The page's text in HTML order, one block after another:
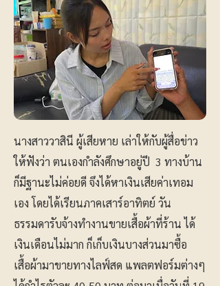
นางสาววาสินี ผู้เสียหาย เล่าให้กับผู้สื่อข่าว
ให้ฟังว่า ตนเองกำลังศึกษาอยู่ปี 3 ทางบ้าน
ก็มีฐานะไม่ค่อยดี จึงได้หาเงินเสียค่าเทอม
เอง โดยได้เรียนภาคเสาร์อาทิตย์ วัน
ธรรมดารับจ้างทำงานขายเสื้อผ้าที่ร้าน ได้
เงินเดือนไม่มาก ก็เก็บเงินบางส่วนมาซื้อ
เสื้อผ้ามาขายทางไลฟ์สด แพลตฟอร์มต่างๆ